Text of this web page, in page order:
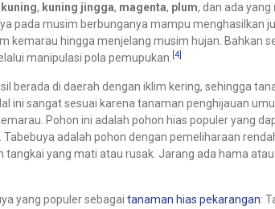
kuning, kuning jingga, magenta, plum, dan ada yang
pada musim berbunganya mampu menghasilkan
kemarau hingga menjelang musim hujan. Bahkan
manipulasi pola pemupukan. [4]
berada di daerah dengan iklim kering, sehingga
ini sangat sesuai karena tanaman penghijauan
Pohon ini adalah pohon hias populer yang
adalah pohon dengan pemeliharaan
tangkai yang mati atau rusak. Jarang ada hama
yang populer sebagai tanaman hias pekarangan: